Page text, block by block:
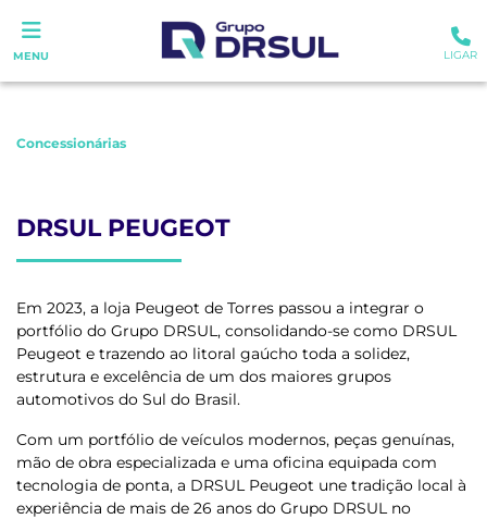
MENU LIGAR
Concessionárias
DRSUL PEUGEOT
Em 2023, a loja Peugeot de Torres passou a integrar o
portfólio do Grupo DRSUL, consolidando-se como DRSUL
Peugeot e trazendo ao litoral gaúcho toda a solidez,
estrutura e excelência de um dos maiores grupos
automotivos do Sul do Brasil.
Com um portfólio de veículos modernos, peças genuínas,
mão de obra especializada e uma oficina equipada com
tecnologia de ponta, a DRSUL Peugeot une tradição local à
experiência de mais de 26 anos do Grupo DRSUL no